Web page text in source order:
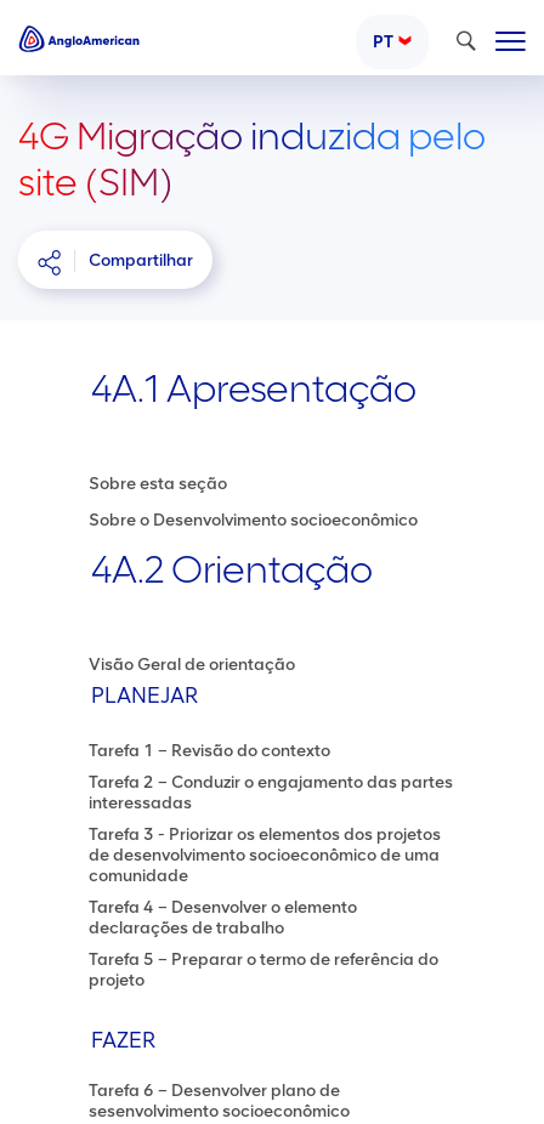
PT Pesquisar
4G Migração induzida pelo
site (SIM)
Compartilhar
4A.1 Apresentação
Sobre esta seção
Sobre o Desenvolvimento socioeconômico
4A.2 Orientação
Visão Geral de orientação
PLANEJAR
Tarefa 1 – Revisão do contexto
Tarefa 2 – Conduzir o engajamento das partes
interessadas
Tarefa 3 - Priorizar os elementos dos projetos
de desenvolvimento socioeconômico de uma
comunidade
Tarefa 4 – Desenvolver o elemento
declarações de trabalho
Tarefa 5 – Preparar o termo de referência do
projeto
FAZER
Tarefa 6 – Desenvolver plano de
sesenvolvimento socioeconômico